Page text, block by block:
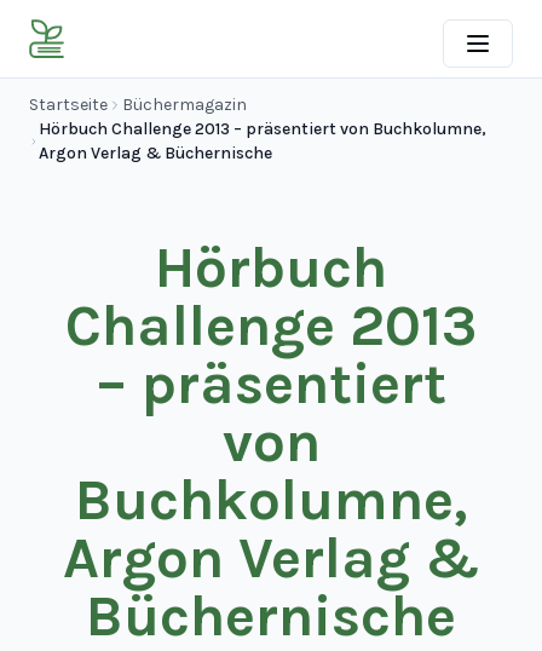
Startseite
Büchermagazin
Hörbuch Challenge 2013 – präsentiert von Buchkolumne,
Argon Verlag & Büchernische
Hörbuch
Challenge 2013
– präsentiert
von
Buchkolumne,
Argon Verlag &
Büchernische